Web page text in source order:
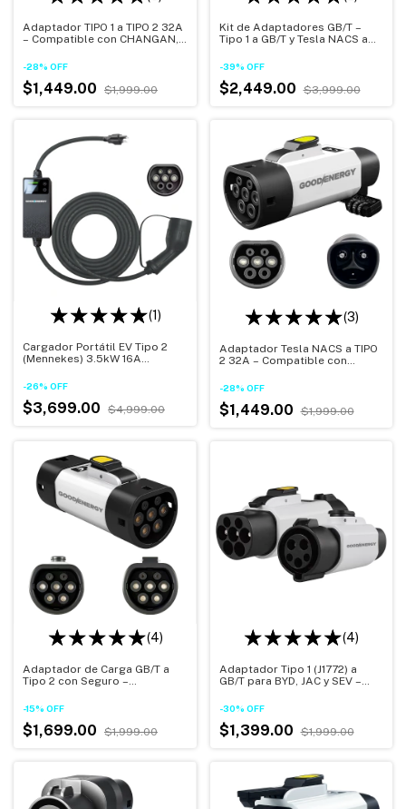
Adaptador TIPO 1 a TIPO 2 32A
– Compatible con CHANGAN,
Compacto
-28% OFF
$1,449.00 $1,999.00
Kit de Adaptadores GB/T –
Tipo 1 a GB/T y Tesla NACS a
y Bolsa de Transporte
-39% OFF
$2,449.00 $3,999.00
(1)
Cargador Portátil EV Tipo 2
(Mennekes) 3.5kW 16A
Programable, Pantalla LED y
-26% OFF
$3,699.00 $4,999.00
(3)
Adaptador Tesla NACS a TIPO
2 32A – Compatible con
Seguro y Compacto
-28% OFF
$1,449.00 $1,999.00
(4)
Adaptador de Carga GB/T a
Tipo 2 con Seguro –
-15% OFF
$1,699.00 $1,999.00
(4)
Adaptador Tipo 1 (J1772) a
GB/T para BYD, JAC y SEV –
Resistente al Agua -
-30% OFF
$1,399.00 $1,999.00